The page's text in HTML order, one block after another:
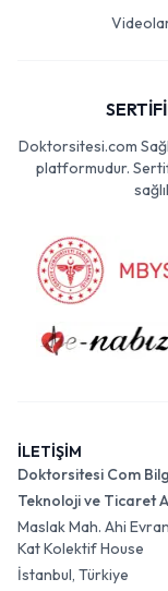
Doktorsitesi.com
platformudur.
İLETİŞİM
Doktorsitesi Com
Teknoloji ve Ticaret
Maslak Mah. Ahi
Kat Kolektif House
İstanbul, Türkiye